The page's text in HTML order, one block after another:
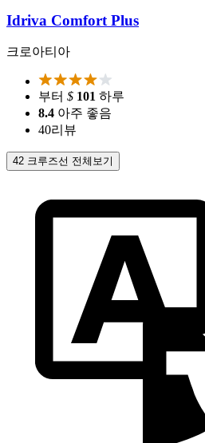
Idriva Comfort Plus
크로아티아
부터 $ 101 하루
8.4 아주 좋음
40리뷰
42 크루즈선 전체보기